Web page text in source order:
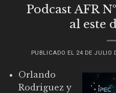
Podcast AFR
al este
PUBLICADO EL 24 DE JULIO
Orlando
Rodriguez y